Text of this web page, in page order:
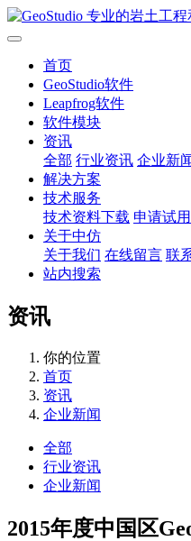
首页
GeoStudio软件
Leapfrog软件
软件模块
资讯
全部 行业资讯 企业新
解决方案
技术服务
技术资料下载 申请试用
关于中仿
关于我们 在线留言 联
站内搜索
资讯
你的位置
首页
资讯
企业新闻
全部
行业资讯
企业新闻
2015年度中国区